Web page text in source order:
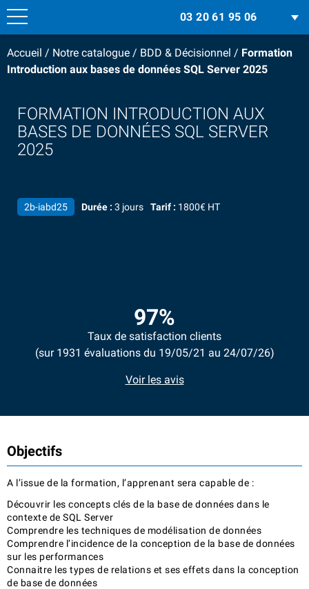
03 20 61 95 06
Accueil / Notre catalogue / BDD & Décisionnel / Formation
Introduction aux bases de données SQL Server 2025
FORMATION INTRODUCTION AUX
BASES DE DONNÉES SQL SERVER
2025
2b-iabd25 Durée : 3 jours Tarif : 1800€ HT
97%
Taux de satisfaction clients
(sur 1931 évaluations du 19/05/21 au 24/07/26)
Voir les avis
Objectifs
A l’issue de la formation, l’apprenant sera capable de :
Découvrir les concepts clés de la base de données dans le
contexte de SQL Server
Comprendre les techniques de modélisation de données
Comprendre l’incidence de la conception de la base de données
sur les performances
Connaitre les types de relations et ses effets dans la conception
de base de données